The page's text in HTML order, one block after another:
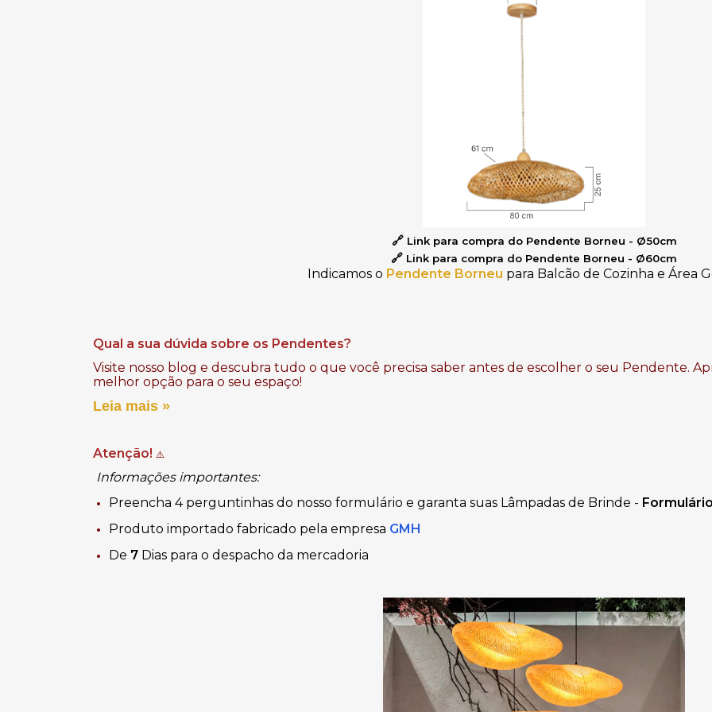
🔗 Link para compra do Pendente Borneu - Ø50cm
🔗 Link para compra do Pendente Borneu - Ø60cm
Indicamos o Pendente Borneu para Balcão de Cozinha e Área
Qual a sua dúvida sobre os Pendentes?
Visite nosso blog e descubra tudo o que você precisa saber antes de escolher o seu Pendente.
melhor opção para o seu espaço!
Leia mais »
Atenção! ⚠️
Informações importantes:
Preencha 4 perguntinhas do nosso formulário e garanta suas Lâmpadas de Brinde - Formulário
Produto importado fabricado pela empresa GMH
De 7 Dias para o despacho da mercadoria